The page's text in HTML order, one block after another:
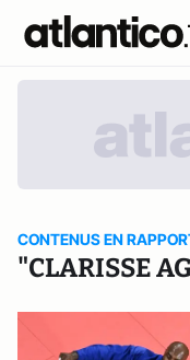
CONTENUS EN
"CLARISSE